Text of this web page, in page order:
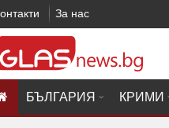
За нас
БЪЛГАРИЯ КРИМИ